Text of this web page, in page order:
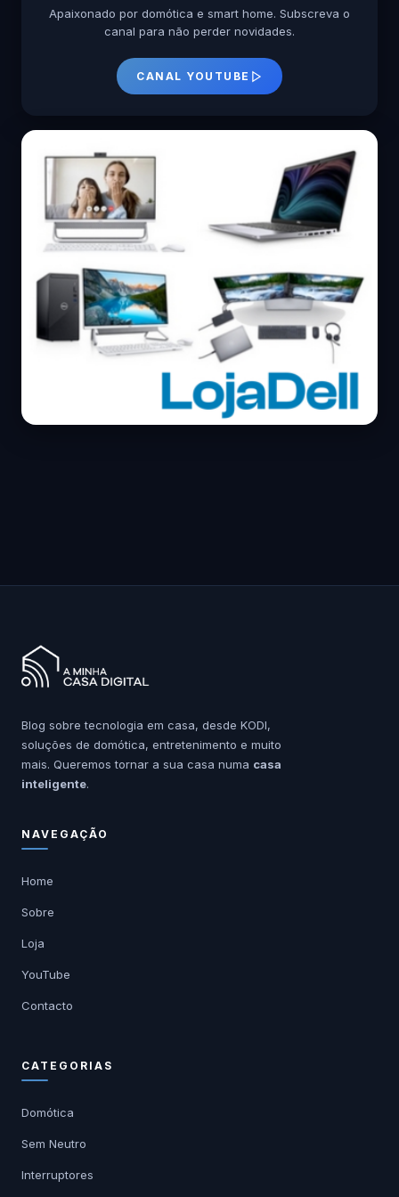
Apaixonado por domótica e smart home. Subscreva o
canal para não perder novidades.
CANAL YOUTUBE
Blog sobre tecnologia em casa, desde KODI,
soluções de domótica, entretenimento e muito
mais. Queremos tornar a sua casa numa casa
inteligente.
NAVEGAÇÃO
Home
Sobre
Loja
YouTube
Contacto
CATEGORIAS
Domótica
Sem Neutro
Interruptores